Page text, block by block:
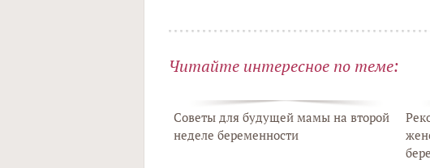
Читайте интересное по теме:
Советы для будущей мамы на второй
неделе беременности